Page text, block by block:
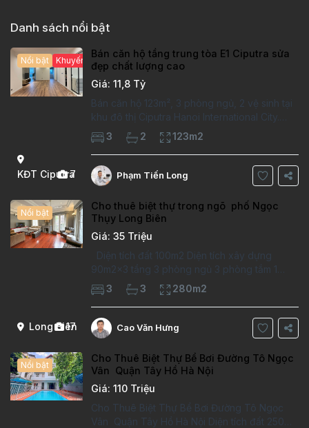
Danh sách nổi bật
KĐT Ciputra
7
Nổi bật Khuyến mại hấp dẫn
Bán căn hộ tầng trung tòa E1 Ciputra sửa
đẹp chất lượng cao
Giá: 11,8 Tỷ
Bán căn hộ 123m², 3 phòng ngủ, 2 vệ sinh tại
khu đô thị Ciputra Hanoi International City.
Căn hộ đã sửa mới kỹ, chất lượng cao, sàn
gỗ, bếp hiện đại, không gian thoáng sáng.
Thông tin căn hộ: Diện tích:
3 2 123m2
Phạm Tiến Long
Long Biên
17
Nổi bật
Cho thuê biệt thự trong ngõ phố Ngọc
Thụy Long Biên
Giá: 35 Triệu
Diện tích đất 100m2 Diện tích xây dựng
90m2x3 tầng 3 phòng ngủ 3 phòng tắm 1
phòng làm việc Vị trí ý tưởng 10 phút đi bộ tới
trường việt pháp Ngôi nhà được thiết kế theo
kiểu phát cổ,trong khu dân
3 3 280m2
Cao Văn Hưng
Nổi bật
Cho Thuê Biệt Thự Bể Bơi Đường Tô Ngọc
Vân Quận Tây Hồ Hà Nội
Giá: 110 Triệu
Cho Thuê Biệt Thự Bể Bơi Đường Tô Ngọc
Vân Quận Tây Hồ Hà Nội Diện tích đất 250m2